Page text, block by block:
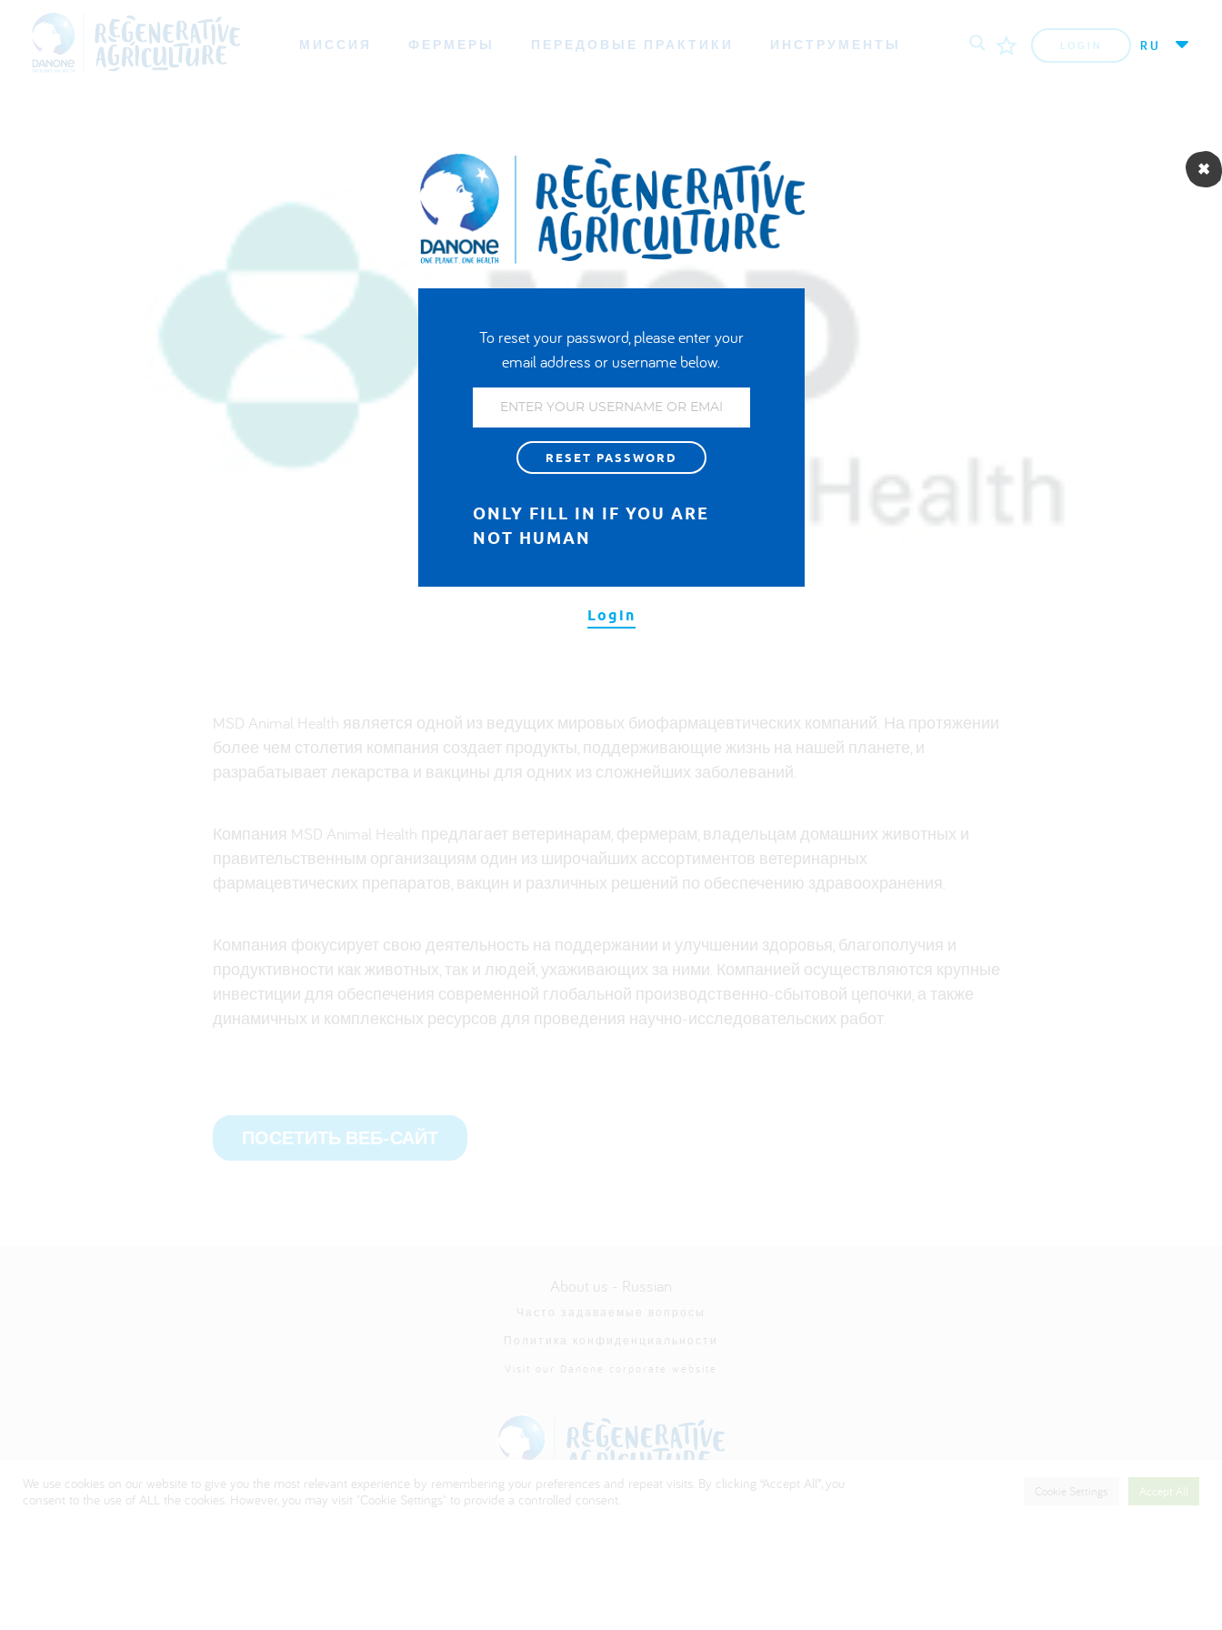
МИССИЯ ФЕРМЕРЫ ПЕРЕДОВЫЕ ПРАКТИКИ ИНСТРУМЕНТЫ LOGIN RU
MSD Animal Health является одной из ведущих мировых биофармацевтических компаний. На протяжении
более чем столетия компания создает продукты, поддерживающие жизнь на нашей планете, и
разрабатывает лекарства и вакцины для одних из сложнейших заболеваний.
Компания MSD Animal Health предлагает ветеринарам, фермерам, владельцам домашних животных и
правительственным организациям один из широчайших ассортиментов ветеринарных
фармацевтических препаратов, вакцин и различных решений по обеспечению здравоохранения.
Компания фокусирует свою деятельность на поддержании и улучшении здоровья, благополучия и
продуктивности как животных, так и людей, ухаживающих за ними. Компанией осуществляются крупные
инвестиции для обеспечения современной глобальной производственно-сбытовой цепочки, а также
динамичных и комплексных ресурсов для проведения научно-исследовательских работ.
ПОСЕТИТЬ ВЕБ-САЙТ
To reset your password, please enter your
email address or username below.
ONLY FILL IN IF YOU ARE
NOT HUMAN
Login
About us - Russian
Часто задаваемые вопросы
Политика конфиденциальности
Visit our Danone corporate website
We use cookies on our website to give you the most relevant experience by remembering your preferences and repeat visits. By clicking “Accept All”, you
consent to the use of ALL the cookies. However, you may visit "Cookie Settings" to provide a controlled consent.
Cookie Settings Accept All